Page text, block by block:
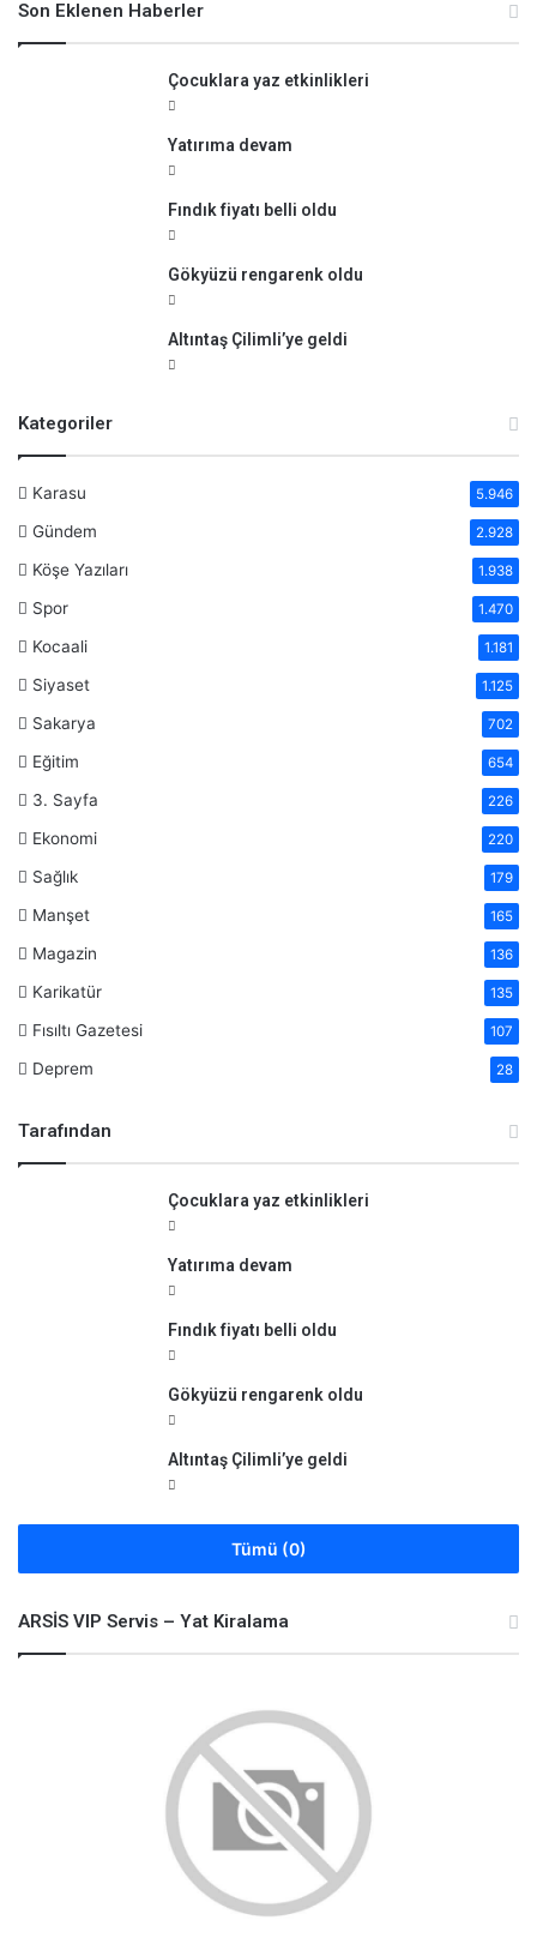
k
Son Eklenen Haberler
Çocuklara yaz etkinlikleri
Yatırıma devam
Fındık fiyatı belli oldu
Gökyüzü rengarenk oldu
Altıntaş Çilimli’ye geldi
Kategoriler
Karasu 5.946
Gündem 2.928
Köşe Yazıları 1.938
Spor 1.470
Kocaali 1.181
Siyaset 1.125
Sakarya 702
Eğitim 654
3. Sayfa 226
Ekonomi 220
Sağlık 179
Manşet 165
Magazin 136
Karikatür 135
Fısıltı Gazetesi 107
Deprem 28
Tarafından
Çocuklara yaz etkinlikleri
Yatırıma devam
Fındık fiyatı belli oldu
Gökyüzü rengarenk oldu
Altıntaş Çilimli’ye geldi
Tümü (0)
ARSİS VIP Servis – Yat Kiralama